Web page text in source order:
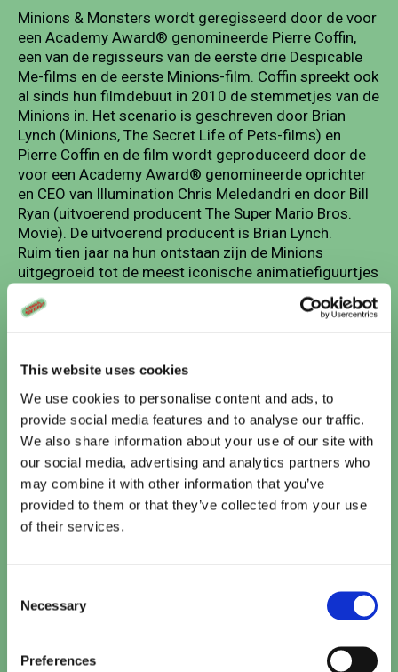
This website uses cookies
We use cookies to personalise content and ads, to
provide social media features and to analyse our traffic.
We also share information about your use of our site with
our social media, advertising and analytics partners who
may combine it with other information that you’ve
provided to them or that they’ve collected from your use
of their services.
Selection
Necessary
Preferences
Minions & Monsters wordt geregisseerd door de voor
een Academy Award® genomineerde Pierre Coffin,
een van de regisseurs van de eerste drie Despicable
Me-films en de eerste Minions-film. Coffin spreekt ook
al sinds hun filmdebuut in 2010 de stemmetjes van de
Minions in. Het scenario is geschreven door Brian
Lynch (Minions, The Secret Life of Pets-films) en
Pierre Coffin en de film wordt geproduceerd door de
voor een Academy Award® genomineerde oprichter
en CEO van Illumination Chris Meledandri en door Bill
Ryan (uitvoerend producent The Super Mario Bros.
Movie). De uitvoerend producent is Brian Lynch.
Ruim tien jaar na hun ontstaan zijn de Minions
uitgegroeid tot de meest iconische animatiefiguurtjes
van hun generatie. Ze zijn wereldwijd bekend, populair
bij fans van alle leeftijden en hebben ervoor gezorgd
ticketverkoop.
4 Stills